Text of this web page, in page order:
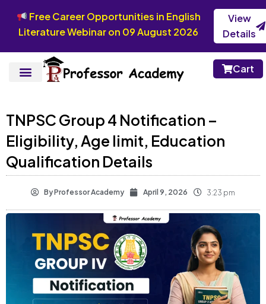
Free Career Opportunities in English
Literature Webinar on 09 August 2026
View
Details
Cart
TNPSC Group 4 Notification –
Eligibility, Age limit, Education
Qualification Details
ByProfessor Academy April 9, 2026 3:23 pm